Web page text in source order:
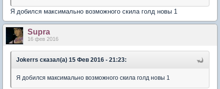
Я добился максимально возможного скила голд новы 1
Supra
16 фев 2016
Jokerrs сказал(а) 15 Фев 2016 - 21:23:
Я добился максимально возможного скила голд новы 1